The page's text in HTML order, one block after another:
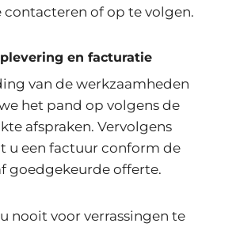
contacteren of op te volgen.
en facturatie
van de werkzaamheden
het pand op volgens de
afspraken. Vervolgens
u een factuur conform de
goedgekeurde offerte.
nooit voor verrassingen te